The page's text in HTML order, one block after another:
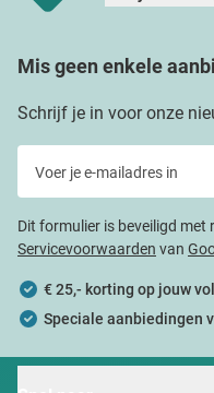
Mis geen enkele
Schrijf je in voor onze
Dit formulier is beveiligd met
Servicevoorwaarden van
€ 25,- korting op jouw
Speciale aanbiedingen